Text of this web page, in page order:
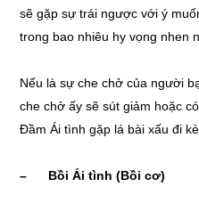
sẽ gặp sự trái ngược với ý
trong bao nhiêu hy vọng nhen
Nếu là sự che chở của người
che chở ấy sẽ sút giảm hoặc
Đầm Ái tình gặp lá bài xấu đi
– Bồi Ái tình (Bồi cơ)